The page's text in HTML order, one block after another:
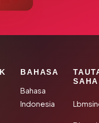
BAHASA
Bahasa
Indonesia